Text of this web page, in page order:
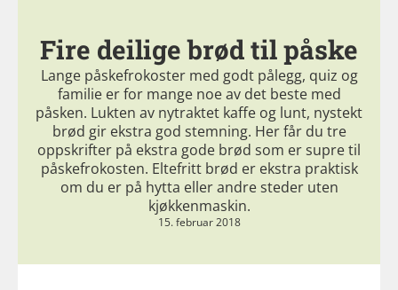
Fire deilige brød til påske
Lange påskefrokoster med godt pålegg, quiz og
familie er for mange noe av det beste med
påsken. Lukten av nytraktet kaffe og lunt, nystekt
brød gir ekstra god stemning. Her får du tre
oppskrifter på ekstra gode brød som er supre til
påskefrokosten. Eltefritt brød er ekstra praktisk
om du er på hytta eller andre steder uten
kjøkkenmaskin.
15. februar 2018